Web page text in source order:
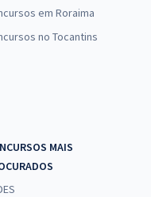
em Roraima
no Tocantins
MAIS